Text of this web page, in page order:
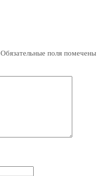
Обязательные поля помечены